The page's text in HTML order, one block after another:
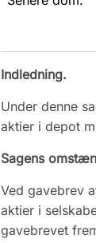
Indledning.
Under denne
aktier i depot
Sagens
Ved gavebrev
aktier i
gavebrevet